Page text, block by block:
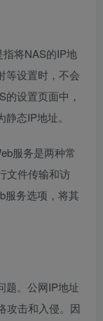
将NAS的IP地
等设置时，不会
设置页面中，
态IP地址。
服务是两种常
文件传输和访
服务选项，将其
题。公网IP地址
攻击和入侵。因